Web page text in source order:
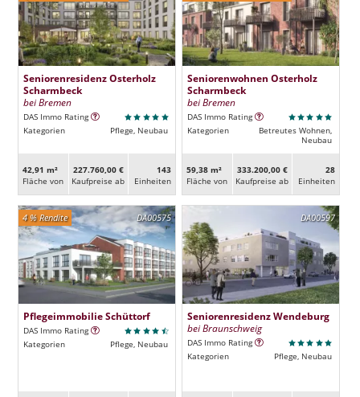
Seniorenresidenz Osterholz
Scharmbeck
bei Bremen
DAS Immo Rating
Kategorien
Pflege, Neubau
42,91 m²
Fläche von
227.760,00 €
Kaufpreise ab
143
Ein­heiten
Seniorenwohnen Osterholz
Scharmbeck
bei Bremen
DAS Immo Rating
Kategorien
Betreutes Wohnen,
Neubau
59,38 m²
Fläche von
333.200,00 €
Kaufpreise ab
28
Ein­heiten
DA00575
4 % Rendite
Pflegeimmobilie Schüttorf
DAS Immo Rating
Kategorien
Pflege, Neubau
DA00597
Seniorenresidenz Wendeburg
bei Braunschweig
DAS Immo Rating
Kategorien
Pflege, Neubau